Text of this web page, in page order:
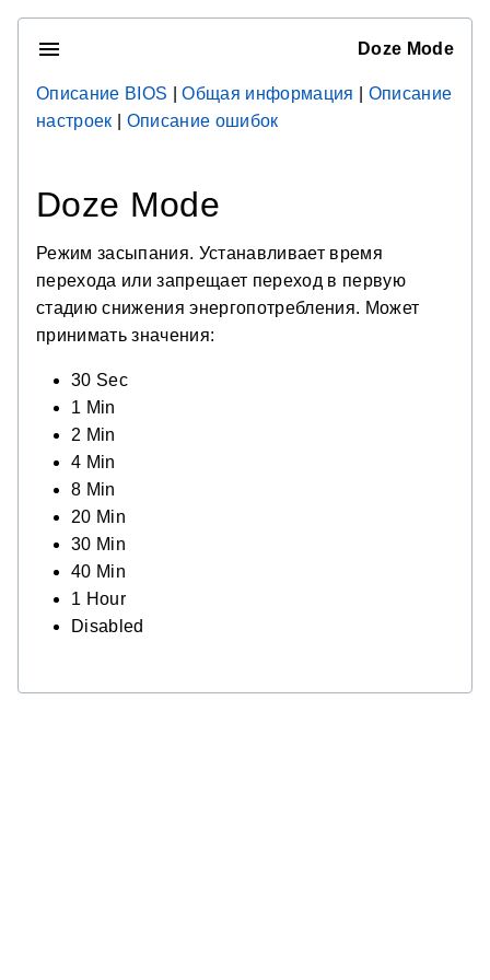
Doze Mode
Описание BIOS |Общая информация
Описание
настроек
Описание ошибок
Doze Mode
Режим засыпания. Устанавливает время
перехода или запрещает переход в первую
стадию снижения энергопотребления. Может
принимать значения:
30 Sec
1 Min
2 Min
4 Мin
8 Min
20 Min
30 Min
40 Min
1 Hour
Disabled